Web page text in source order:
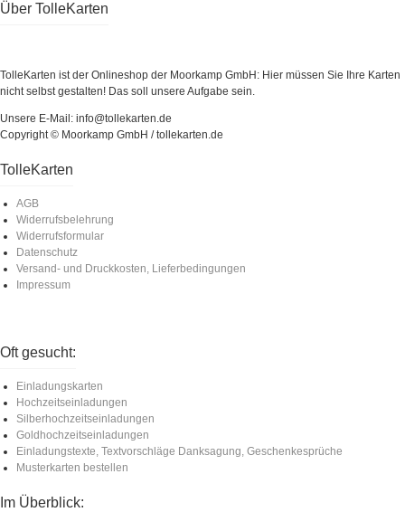
Über TolleKarten
TolleKarten ist der Onlineshop der Moorkamp GmbH: Hier müssen Sie Ihre Karten
nicht selbst gestalten! Das soll unsere Aufgabe sein.
Unsere E-Mail: info@tollekarten.de
Copyright © Moorkamp GmbH / tollekarten.de
TolleKarten
AGB
Widerrufsbelehrung
Widerrufsformular
Datenschutz
Versand- und Druckkosten, Lieferbedingungen
Impressum
Oft gesucht:
Einladungskarten
Hochzeitseinladungen
Silberhochzeitseinladungen
Goldhochzeitseinladungen
Einladungstexte, Textvorschläge Danksagung, Geschenkesprüche
Musterkarten bestellen
Im Überblick: